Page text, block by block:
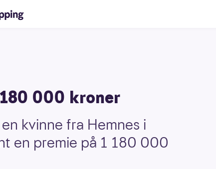
000 kroner
kvinne fra Hemnes i
en premie på 1 180 000